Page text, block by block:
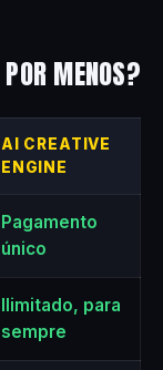
POR MENOS?
AI CREATIVE
ENGINE
Pagamento
único
Ilimitado, para
sempre